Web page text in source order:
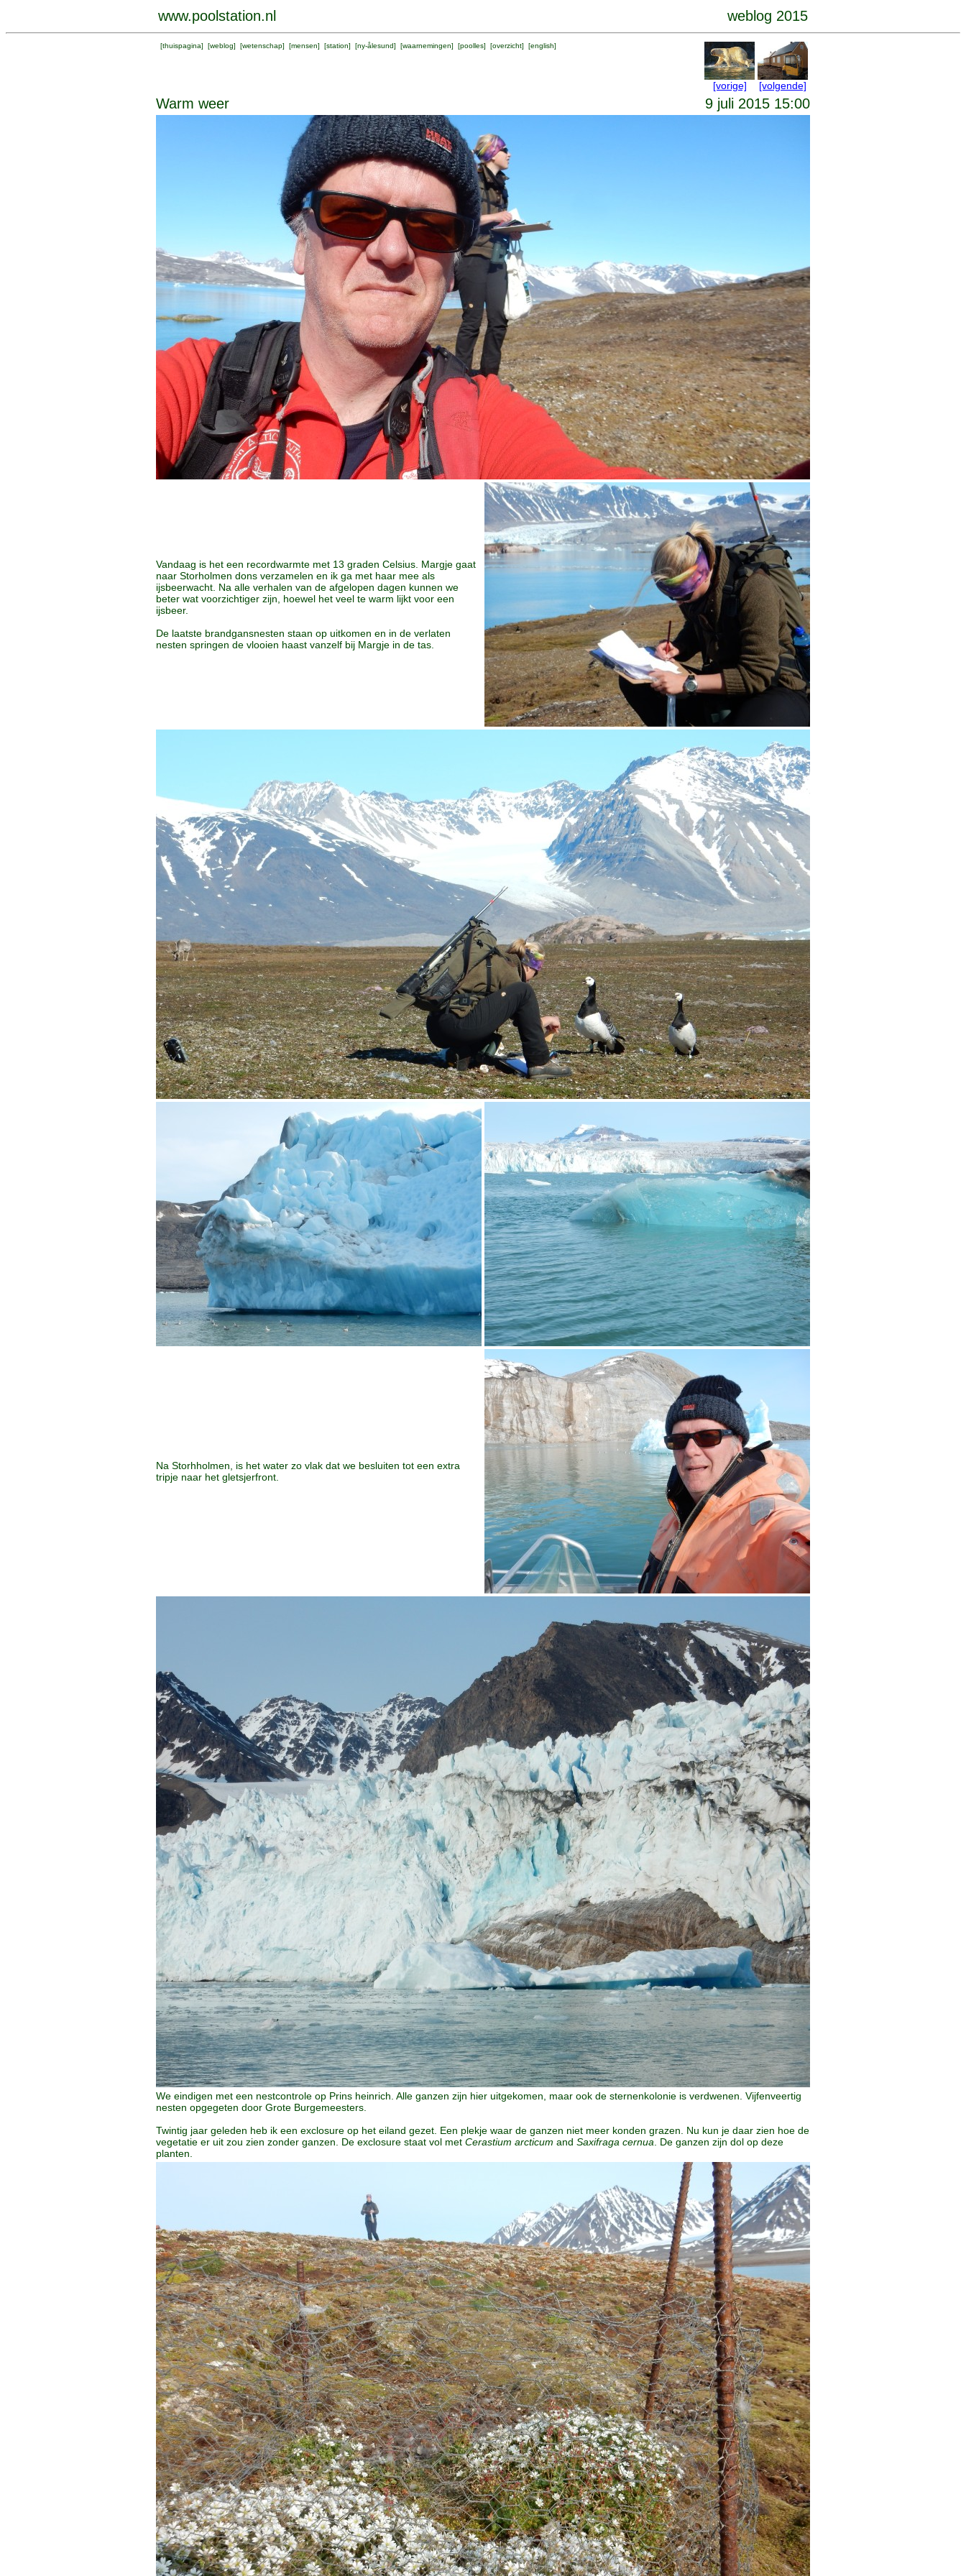
www.poolstation.nl weblog 2015
[thuispagina] [weblog] [wetenschap] [mensen] [station] [ny-ålesund] [waarnemingen] [poolles] [overzicht] [english]
[vorige] [volgende]
Warm weer 9 juli 2015 15:00
Vandaag is het een recordwarmte met 13 graden Celsius. Margje gaat
naar Storholmen dons verzamelen en ik ga met haar mee als
ijsbeerwacht. Na alle verhalen van de afgelopen dagen kunnen we
beter wat voorzichtiger zijn, hoewel het veel te warm lijkt voor een
ijsbeer.
De laatste brandgansnesten staan op uitkomen en in de verlaten
nesten springen de vlooien haast vanzelf bij Margje in de tas.
Na Storhholmen, is het water zo vlak dat we besluiten tot een extra
tripje naar het gletsjerfront.
We eindigen met een nestcontrole op Prins heinrich. Alle ganzen zijn hier uitgekomen, maar ook de sternenkolonie is verdwenen. Vijfenveertig
nesten opgegeten door Grote Burgemeesters.
Twintig jaar geleden heb ik een exclosure op het eiland gezet. Een plekje waar de ganzen niet meer konden grazen. Nu kun je daar zien hoe de
vegetatie er uit zou zien zonder ganzen. De exclosure staat vol met Cerastium arcticum and Saxifraga cernua . De ganzen zijn dol op deze
planten.